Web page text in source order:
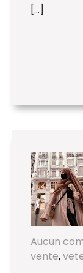
[…]
Aucun
vente,